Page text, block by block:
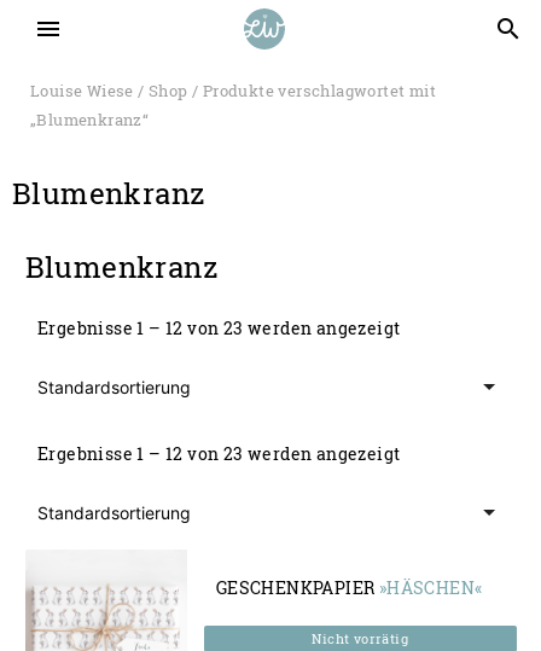
menu search
Louise Wiese / Shop / Produkte verschlagwortet mit
„Blumenkranz“
Blumenkranz
Blumenkranz
Ergebnisse 1 – 12 von 23 werden angezeigt
Ergebnisse 1 – 12 von 23 werden angezeigt
GESCHENKPAPIER »HÄSCHEN«